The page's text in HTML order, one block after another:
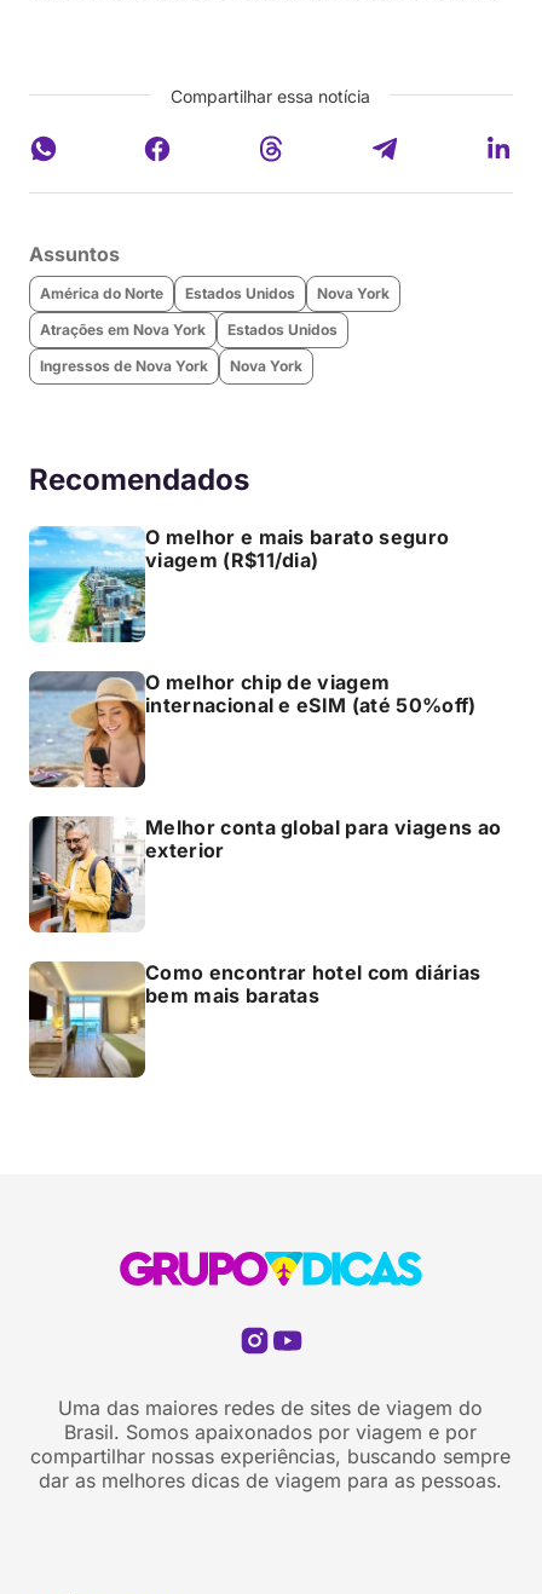
Compartilhar essa notícia
Assuntos
América do Norte Estados Unidos
Nova York
Atrações em Nova York
Estados Unidos
Ingressos de Nova York
Nova York
Recomendados
O melhor e mais barato seguro
viagem (R$11/dia)
O melhor chip de viagem
internacional e eSIM (até 50%off)
Melhor conta global para viagens ao
exterior
Como encontrar hotel com diárias
bem mais baratas
Uma das maiores redes de sites de viagem do
Brasil. Somos apaixonados por viagem e por
compartilhar nossas experiências, buscando sempre
dar as melhores dicas de viagem para as pessoas.